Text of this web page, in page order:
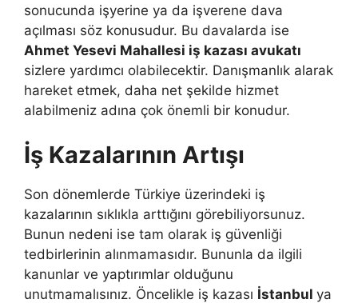
sonucunda işyerine ya da işverene dava
açılması söz konusudur. Bu davalarda ise
Ahmet Yesevi Mahallesi iş kazası avukatı
sizlere yardımcı olabilecektir. Danışmanlık alarak
hareket etmek, daha net şekilde hizmet
alabilmeniz adına çok önemli bir konudur.
İş Kazalarının Artışı
Son dönemlerde Türkiye üzerindeki iş
kazalarının sıklıkla arttığını görebiliyorsunuz.
Bunun nedeni ise tam olarak iş güvenliği
tedbirlerinin alınmamasıdır. Bununla da ilgili
kanunlar ve yaptırımlar olduğunu
unutmamalısınız. Öncelikle iş kazası İstanbul ya